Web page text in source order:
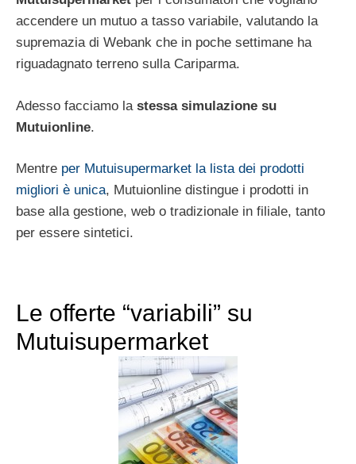
accendere un mutuo a tasso variabile, valutando la
supremazia di Webank che in poche settimane ha
riguadagnato terreno sulla Cariparma.
Adesso facciamo la stessa simulazione su
Mutuionline.
Mentre per Mutuisupermarket la lista dei prodotti
migliori è unica, Mutuionline distingue i prodotti in
base alla gestione, web o tradizionale in filiale, tanto
per essere sintetici.
Le offerte “variabili” su
Mutuisupermarket